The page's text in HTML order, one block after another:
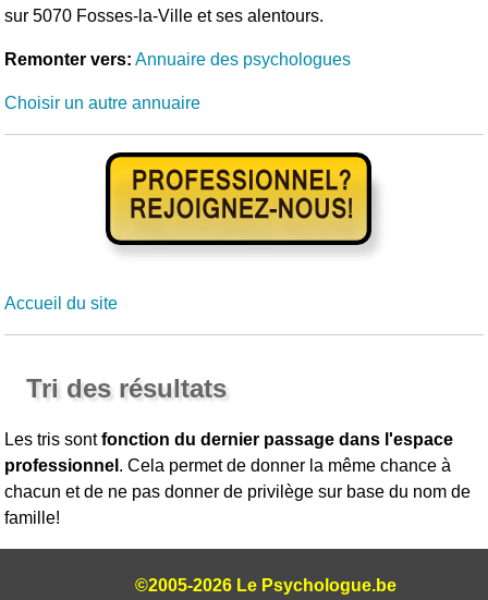
sur 5070 Fosses-la-Ville et ses alentours.
Remonter vers: Annuaire des psychologues
Choisir un autre annuaire
Accueil du site
Tri des résultats
Les tris sontfonction du dernier passage dans l'espace
professionnel . Cela permet de donner la même chance à
chacun et de ne pas donner de privilège sur base du nom de
famille!
©2005-2026 Le Psychologue.be